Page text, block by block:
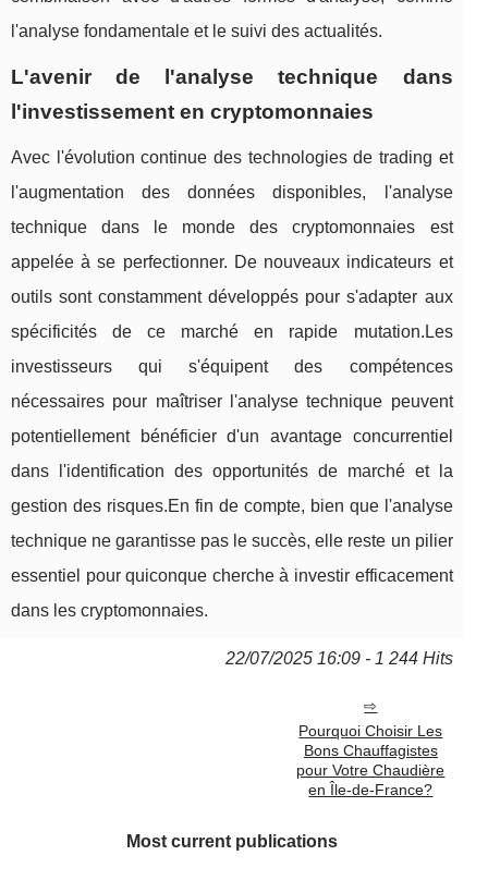
l'analyse fondamentale et le suivi des actualités.
L'avenir de l'analyse technique dans
l'investissement en cryptomonnaies
Avec l'évolution continue des technologies de trading et
l'augmentation des données disponibles, l'analyse
technique dans le monde des cryptomonnaies est
appelée à se perfectionner. De nouveaux indicateurs et
outils sont constamment développés pour s'adapter aux
spécificités de ce marché en rapide mutation.Les
investisseurs qui s'équipent des compétences
nécessaires pour maîtriser l'analyse technique peuvent
potentiellement bénéficier d'un avantage concurrentiel
dans l'identification des opportunités de marché et la
gestion des risques.En fin de compte, bien que l'analyse
technique ne garantisse pas le succès, elle reste un pilier
essentiel pour quiconque cherche à investir efficacement
dans les cryptomonnaies.
22/07/2025 16:09 - 1 244 Hits
Pourquoi Choisir Les
Bons Chauffagistes
pour Votre Chaudière
en Île-de-France?
Most current publications